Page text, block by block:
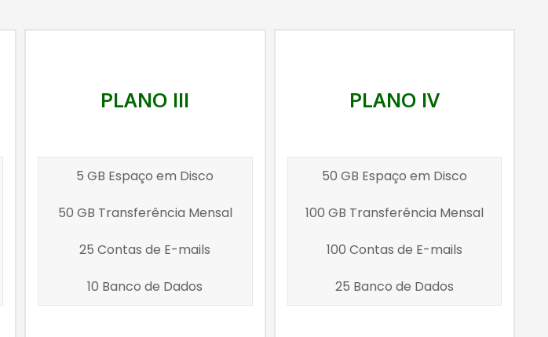
PLANO III
5 GB Espaço em Disco
50 GB Transferência Mensal
25 Contas de E-mails
10 Banco de Dados
PLANO IV
50 GB Espaço em Disco
100 GB Transferência Mensal
100 Contas de E-mails
25 Banco de Dados